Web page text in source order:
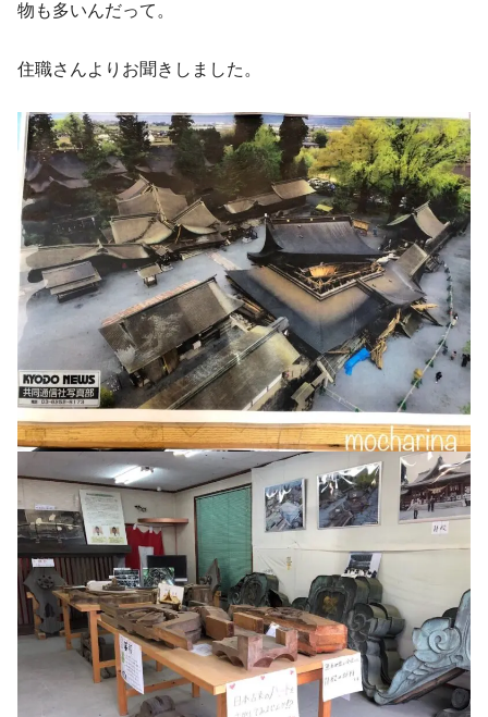
物も多いんだって。
住職さんよりお聞きしました。